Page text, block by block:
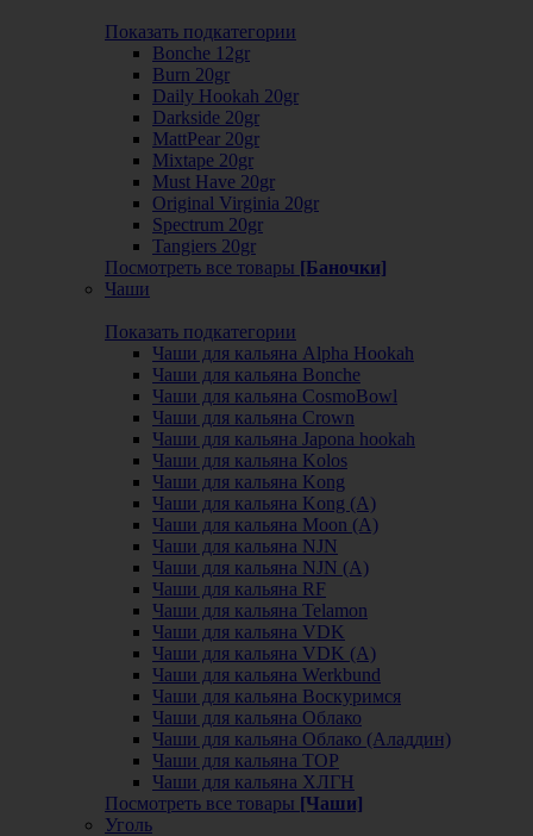
Показать подкатегории
Bonche 12gr
Burn 20gr
Daily Hookah 20gr
Darkside 20gr
MattPear 20gr
Mixtape 20gr
Must Have 20gr
Original Virginia 20gr
Spectrum 20gr
Tangiers 20gr
Посмотреть все товары [Баночки]
Чаши
Показать подкатегории
Чаши для кальяна Alpha Hookah
Чаши для кальяна Bonche
Чаши для кальяна CosmoBowl
Чаши для кальяна Crown
Чаши для кальяна Japona hookah
Чаши для кальяна Kolos
Чаши для кальяна Kong
Чаши для кальяна Kong (A)
Чаши для кальяна Moon (А)
Чаши для кальяна NJN
Чаши для кальяна NJN (А)
Чаши для кальяна RF
Чаши для кальяна Telamon
Чаши для кальяна VDK
Чаши для кальяна VDK (А)
Чаши для кальяна Werkbund
Чаши для кальяна Воскуримся
Чаши для кальяна Облако
Чаши для кальяна Облако (Аладдин)
Чаши для кальяна ТОР
Чаши для кальяна ХЛГН
Посмотреть все товары [Чаши]
Уголь